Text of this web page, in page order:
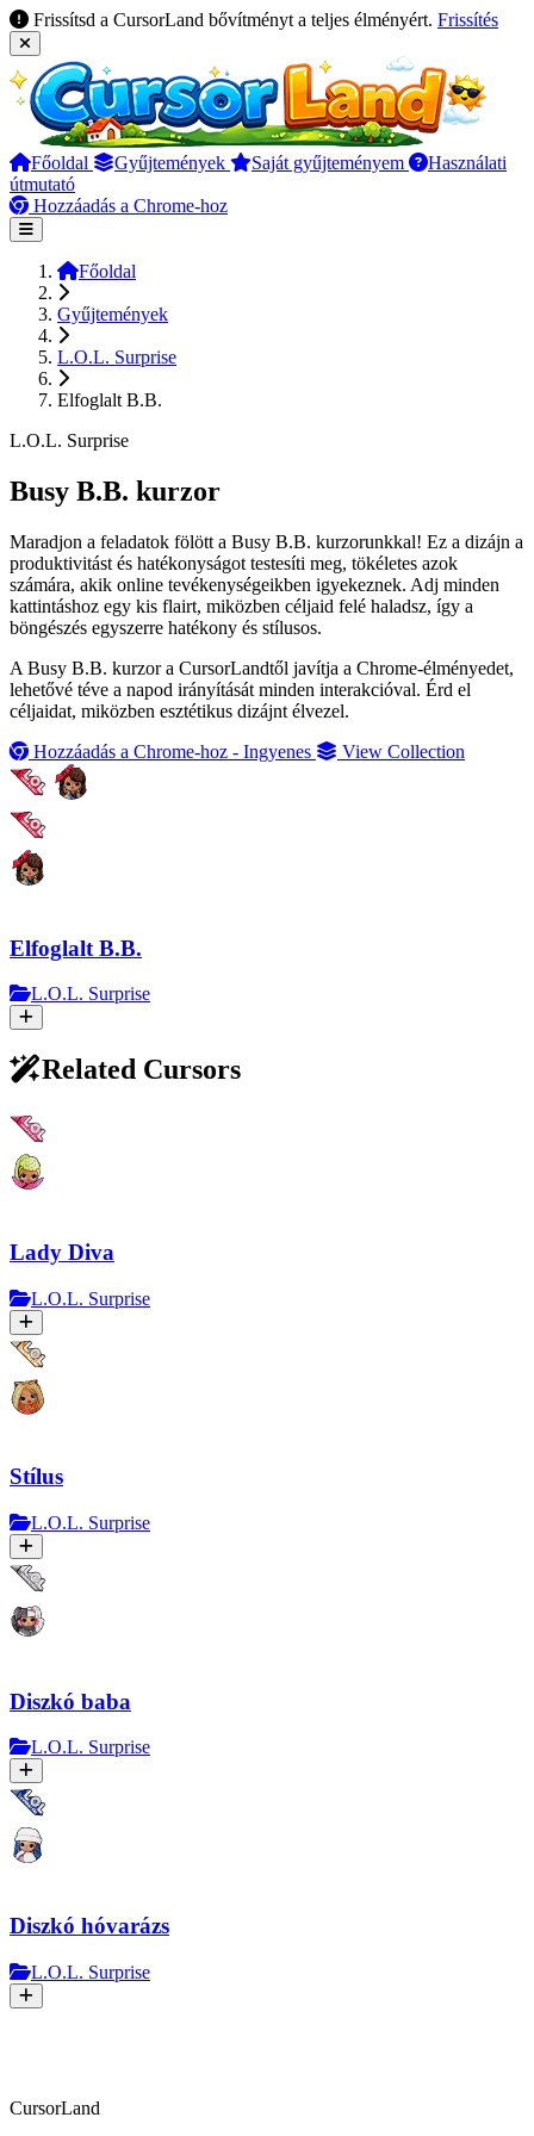
Frissítsd a CursorLand bővítményt a teljes élményért. Frissítés
Főoldal Gyűjtemények Saját gyűjteményem
Használati
útmutató
Hozzáadás a Chrome-hoz
Főoldal
Gyűjtemények
L.O.L. Surprise
Elfoglalt B.B.
L.O.L. Surprise
Busy B.B. kurzor
Maradjon a feladatok fölött a Busy B.B. kurzorunkkal! Ez a dizájn a
produktivitást és hatékonyságot testesíti meg, tökéletes azok
számára, akik online tevékenységeikben igyekeznek. Adj minden
kattintáshoz egy kis flairt, miközben céljaid felé haladsz, így a
böngészés egyszerre hatékony és stílusos.
A Busy B.B. kurzor a CursorLandtől javítja a Chrome-élményedet,
lehetővé téve a napod irányítását minden interakcióval. Érd el
céljaidat, miközben esztétikus dizájnt élvezel.
Hozzáadás a Chrome-hoz - Ingyenes
View Collection
Elfoglalt B.B.
L.O.L. Surprise
Related Cursors
Lady Diva
L.O.L. Surprise
Stílus
L.O.L. Surprise
Diszkó baba
L.O.L. Surprise
Diszkó hóvarázs
L.O.L. Surprise
CursorLand